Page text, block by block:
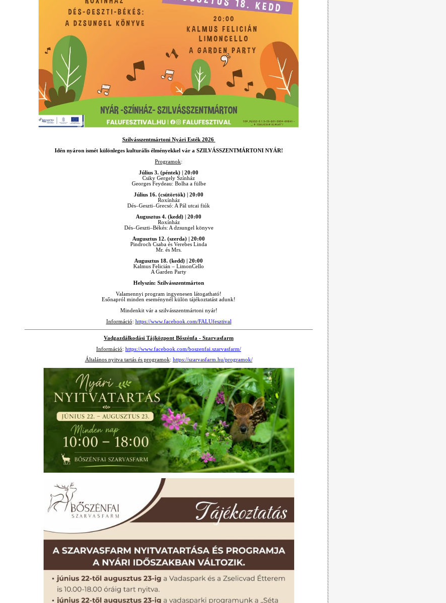
Szilvásszentmártoni Nyári Esték 2026
Idén nyáron ismét különleges kulturális élményekkel vár a SZILVÁSSZENTMÁRTONI NYÁR!
Programok:
Július 3. (péntek) | 20:00
Csiky Gergely Színház
Georges Feydeau: Bolha a fülbe
Július 16. (csütörtök) | 20:00
Roxínház
Dés–Geszti–Grecsó: A Pál utcai fiúk
Augusztus 4. (kedd) | 20:00
Roxínház
Dés–Geszti–Békés: A dzsungel könyve
Augusztus 12. (szerda) | 20:00
Pindroch Csaba és Verebes Linda
Mr. és Mrs.
Augusztus 18. (kedd) | 20:00
Kalmus Felicián – LimonCello
A Garden Party
Helyszín: Szilvásszentmárton
Valamennyi program ingyenesen látogatható!
Esőnapról minden eseménynél külön tájékoztatást adunk!
Mindenkit vár a szilvásszentmártoni nyár!
Információ: https://www.facebook.com/FALUfesztival
Vadgazdálkodási Tájközpont Bőszénfa - Szarvasfarm
Információ: https://www.facebook.com/boszenfai.szarvasfarm/
Általános nyitva tartás és programok: https://szarvasfarm.hu/programok/